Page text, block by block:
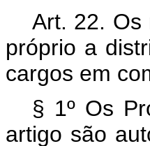
Art. 22. Os
próprio a
cargos em
§ 1º Os
artigo são